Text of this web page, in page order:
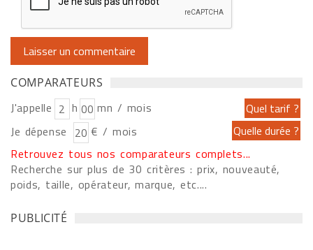
COMPARATEURS
J'appelle h
mn / mois
Je dépense
€ / mois
Retrouvez tous nos comparateurs complets...
Recherche sur plus de 30 critères : prix, nouveauté,
poids, taille, opérateur, marque, etc....
PUBLICITÉ